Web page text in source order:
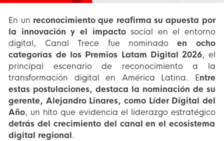
En un reconocimiento que reafirma su apuesta por
la innovación y el impactosocial en el entorno
digital, Canal Trece fue nominadoen ocho
categorías de los Premios Latam Digital 2026, el
principal escenario de reconocimiento a la
transformación digital en América Latina. Entre
estas postulaciones, destaca la nominación de su
gerente, Alejandro Linares, como Líder Digital del
Año, un hito que evidencia el liderazgo estratégico
detrás del crecimiento del canal en el ecosistema
digital regional.